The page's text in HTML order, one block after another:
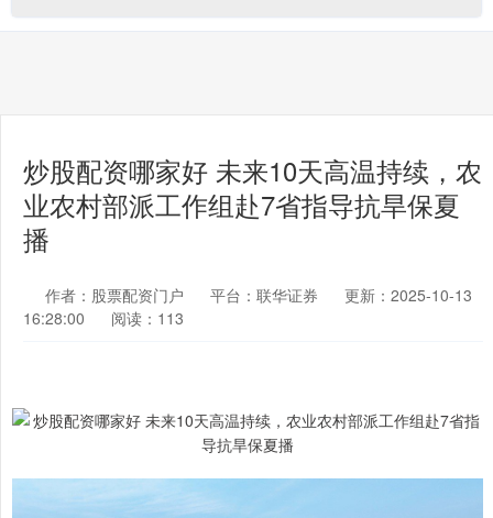
炒股配资哪家好 未来10天高温持续，农
业农村部派工作组赴7省指导抗旱保夏
播
作者：股票配资门户 平台：联华证券
更新：2025-10-13
16:28:00
阅读：113